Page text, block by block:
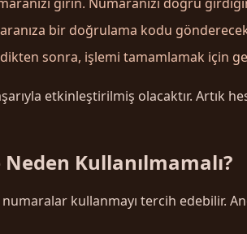
bir doğrulama kodu
sonra, işlemi tamamlamak için
etkinleştirilmiş olacaktır. Artık
Kullanılmamalı?
numaralar kullanmayı tercih edebilir.